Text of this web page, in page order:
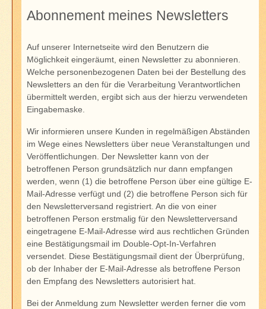
Abonnement meines Newsletters
Auf unserer Internetseite wird den Benutzern die
Möglichkeit eingeräumt, einen Newsletter zu abonnieren.
Welche personenbezogenen Daten bei der Bestellung des
Newsletters an den für die Verarbeitung Verantwortlichen
übermittelt werden, ergibt sich aus der hierzu verwendeten
Eingabemaske.
Wir informieren unsere Kunden in regelmäßigen Abständen
im Wege eines Newsletters über neue Veranstaltungen und
Veröffentlichungen. Der Newsletter kann von der
betroffenen Person grundsätzlich nur dann empfangen
werden, wenn (1) die betroffene Person über eine gültige E-
Mail-Adresse verfügt und (2) die betroffene Person sich für
den Newsletterversand registriert. An die von einer
betroffenen Person erstmalig für den Newsletterversand
eingetragene E-Mail-Adresse wird aus rechtlichen Gründen
eine Bestätigungsmail im Double-Opt-In-Verfahren
versendet. Diese Bestätigungsmail dient der Überprüfung,
ob der Inhaber der E-Mail-Adresse als betroffene Person
den Empfang des Newsletters autorisiert hat.
Bei der Anmeldung zum Newsletter werden ferner die vom